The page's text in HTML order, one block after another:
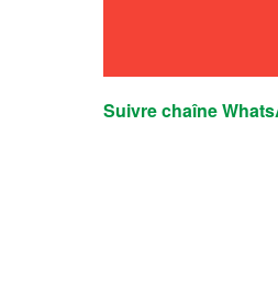
Suivre chaîne